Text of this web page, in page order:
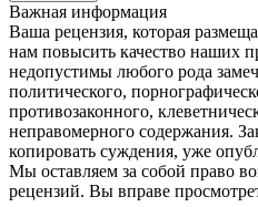
Важная информация
Ваша рецензия, которая
нам повысить качество наших
недопустимы любого рода
политического,
противозаконного,
неправомерного содержания.
копировать суждения, уже
Мы оставляем за собой право
рецензий. Вы вправе